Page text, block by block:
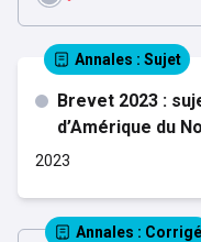
Annales : Sujet
Brevet 2023 :
d’Amérique du
2023
Annales : Corrigé